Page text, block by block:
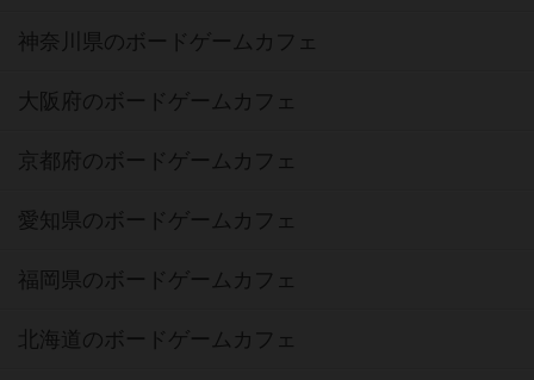
神奈川県のボードゲームカフェ
大阪府のボードゲームカフェ
京都府のボードゲームカフェ
愛知県のボードゲームカフェ
福岡県のボードゲームカフェ
北海道のボードゲームカフェ